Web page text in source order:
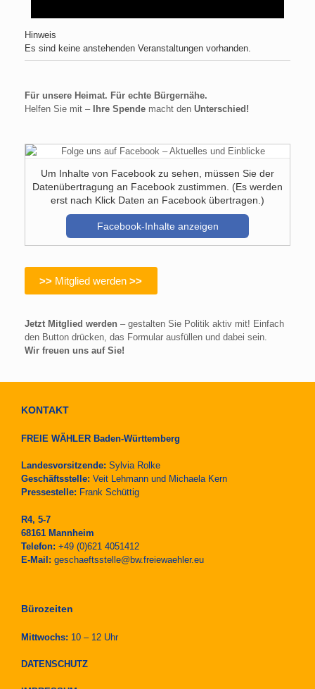
Hinweis
Es sind keine anstehenden Veranstaltungen vorhanden.
Für unsere Heimat. Für echte Bürgernähe.
Helfen Sie mit – Ihre Spende macht den Unterschied!
Um Inhalte von Facebook zu sehen, müssen Sie der
Datenübertragung an Facebook zustimmen. (Es werden
erst nach Klick Daten an Facebook übertragen.)
Facebook-Inhalte anzeigen
>> Mitglied werden>>
Jetzt Mitglied werden – gestalten Sie Politik aktiv mit! Einfach
den Button drücken, das Formular ausfüllen und dabei sein.
Wir freuen uns auf Sie!
KONTAKT
FREIE WÄHLER Baden-Württemberg
Landesvorsitzende: Sylvia Rolke
Geschäftsstelle: Veit Lehmann und Michaela Kern
Pressestelle: Frank Schüttig
R4, 5-7
68161 Mannheim
Telefon: +49 (0)621 4051412
E-Mail: geschaeftsstelle@bw.freiewaehler.eu
Bürozeiten
Mittwochs: 10 – 12 Uhr
DATENSCHUTZ